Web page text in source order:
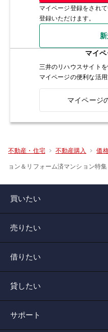
マイページ登録をされ
登録いただけます。
マイ
三井のリハウスサイト
マイページの便利な活
マイページ
不動産・住宅 不動産購入 価
ョン＆リフォーム済マンション特
買いたい
売りたい
借りたい
貸したい
サポート